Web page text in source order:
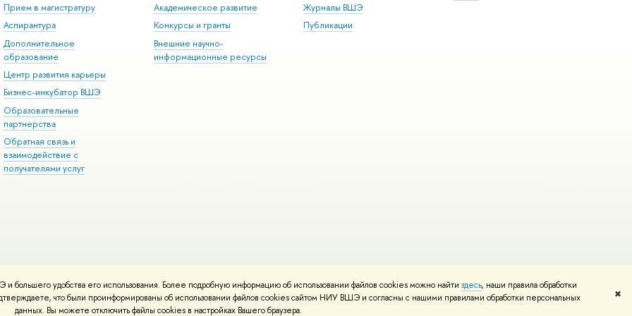
удобства его использования. Более подробную информацию об использовании файлов cookies можно найти здесь, наши правила обработки
что были проинформированы об использовании файлов cookies сайтом НИУ ВШЭ и согласны с нашими правилами обработки персональных
данных. Вы можете отключить файлы cookies в настройках Вашего браузера.
✖
Прием в магистратуру
Аспирантура
Дополнительное
образование
Центр развития карьеры
Бизнес-инкубатор ВШЭ
Образовательные
партнерства
Обратная связь и
взаимодействие с
получателями услуг
Академическое развитие
Конкурсы и гранты
Внешние научно-
информационные ресурсы
Журналы ВШЭ
Публикации
Редактору
Условия использования материалов Политика конфиденциальности Карта сайта
вШколе дизайна НИУ ВШЭ